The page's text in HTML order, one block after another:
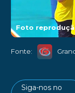
Foto
Fonte:
Siga-nos no